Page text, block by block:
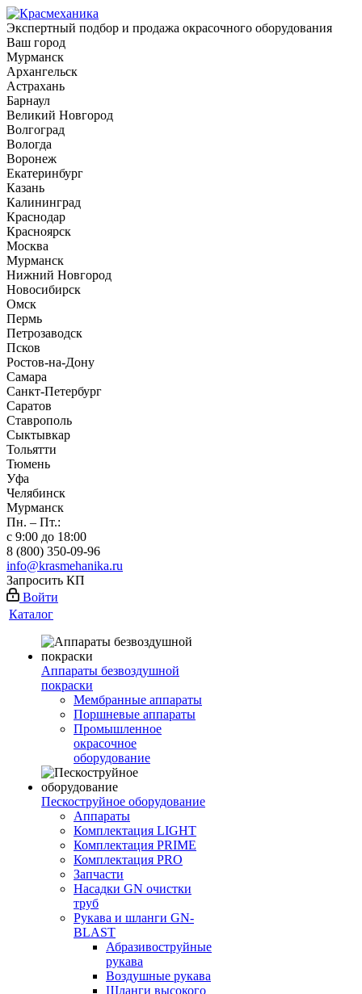
Экспертный подбор и продажа окрасочного оборудования
Ваш город
Мурманск
Архангельск
Астрахань
Барнаул
Великий Новгород
Волгоград
Вологда
Воронеж
Екатеринбург
Казань
Калининград
Краснодар
Красноярск
Москва
Мурманск
Нижний Новгород
Новосибирск
Омск
Пермь
Петрозаводск
Псков
Ростов-на-Дону
Самара
Санкт-Петербург
Саратов
Ставрополь
Сыктывкар
Тольятти
Тюмень
Уфа
Челябинск
Мурманск
Пн. – Пт.:
с 9:00 до 18:00
8 (800) 350-09-96
info@krasmehanika.ru
Запросить КП
Войти
Каталог
Аппараты безвоздушной
покраски
Мембранные аппараты
Поршневые аппараты
Промышленное
окрасочное
оборудование
Пескоструйное оборудование
Аппараты
Комплектация LIGHT
Комплектация PRIME
Комплектация PRO
Запчасти
Насадки GN очистки
труб
Рукава и шланги GN-
BLAST
Абразивоструйные
рукава
Воздушные рукава
Шланги высокого